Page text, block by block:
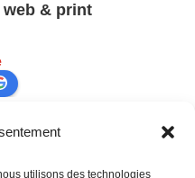
utilisons des technologies
web & print